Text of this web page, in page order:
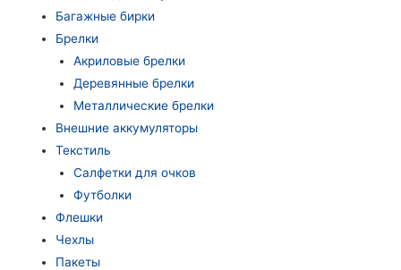
Багажные бирки
Брелки
Акриловые брелки
Деревянные брелки
Металлические брелки
Внешние аккумуляторы
Текстиль
Салфетки для очков
Футболки
Флешки
Чехлы
Пакеты